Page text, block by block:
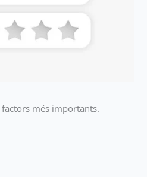
factors més importants.